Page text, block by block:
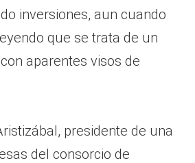
inversiones, aun cuando
que se trata de un
aparentes visos de
presidente de una
del consorcio de